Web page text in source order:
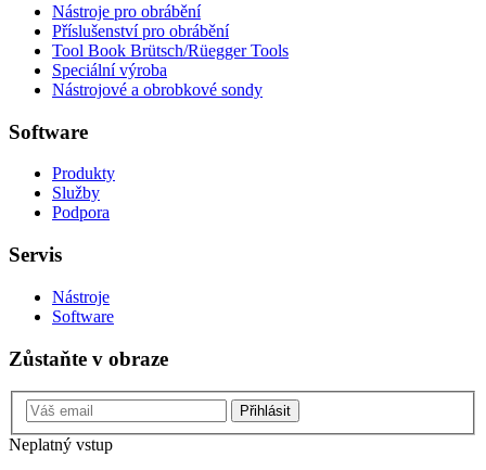
Nástroje pro obrábění
Příslušenství pro obrábění
Tool Book Brütsch/Rüegger Tools
Speciální výroba
Nástrojové a obrobkové sondy
Software
Produkty
Služby
Podpora
Servis
Nástroje
Software
Zůstaňte v obraze
Přihlásit
Neplatný vstup